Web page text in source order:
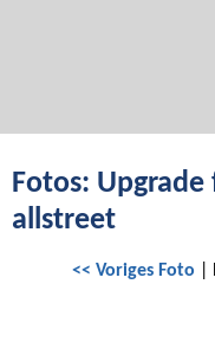
Fotos:
allstreet
<< Voriges Foto |